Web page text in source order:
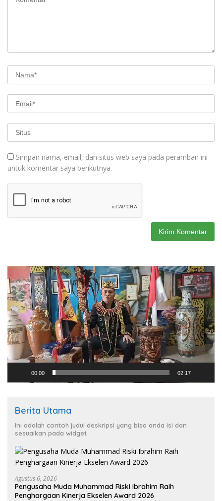
Simpan nama, email, dan situs web saya pada peramban ini
untuk komentar saya berikutnya.
Pemutar
Video
00:00 02:17
Berita Utama
Ini adalah contoh judul deskripsi yang bisa anda isi dan
sesuaikan pada widget
Agustus 6, 2026
Pengusaha Muda Muhammad Riski Ibrahim Raih
Penghargaan Kinerja Ekselen Award 2026